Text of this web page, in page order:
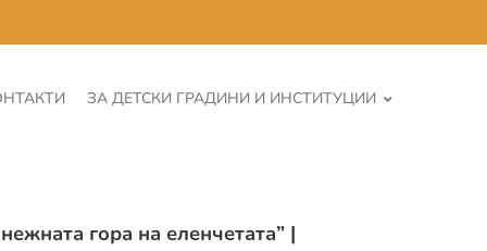
ЗА ДЕТСКИ ГРАДИНИ И ИНСТИТУЦИИ
гора на еленчетата” |